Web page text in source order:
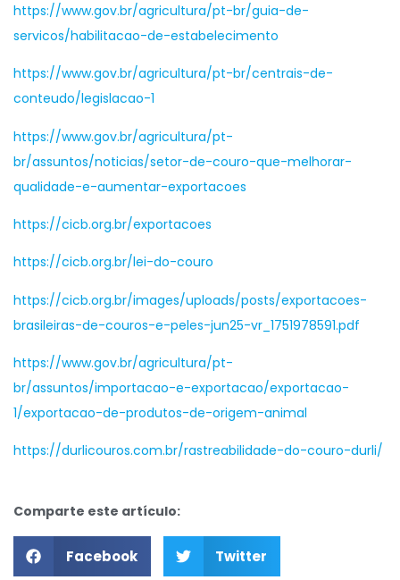
https://www.gov.br/agricultura/pt-br/guia-de-
servicos/habilitacao-de-estabelecimento
https://www.gov.br/agricultura/pt-br/centrais-de-
conteudo/legislacao-1
https://www.gov.br/agricultura/pt-
br/assuntos/noticias/setor-de-couro-que-melhorar-
qualidade-e-aumentar-exportacoes
https://cicb.org.br/exportacoes
https://cicb.org.br/lei-do-couro
https://cicb.org.br/images/uploads/posts/exportacoes-
brasileiras-de-couros-e-peles-jun25-vr_1751978591.pdf
https://www.gov.br/agricultura/pt-
br/assuntos/importacao-e-exportacao/exportacao-
1/exportacao-de-produtos-de-origem-animal
https://durlicouros.com.br/rastreabilidade-do-couro-durli/
Comparte este artículo:
Facebook Twitter